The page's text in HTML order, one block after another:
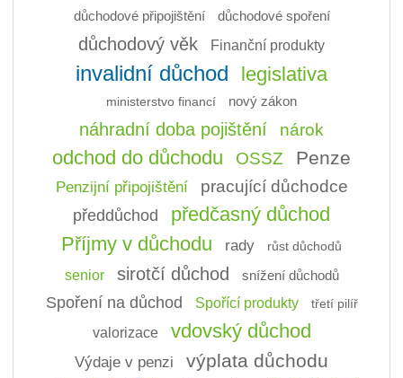
důchodové připojištění důchodové spoření
důchodový věk Finanční produkty
invalidní důchod legislativa
ministerstvo financí nový zákon
náhradní doba pojištění nárok
odchod do důchodu OSSZ Penze
Penzijní připojištění pracující důchodce
předdůchod předčasný důchod
Příjmy v důchodu rady růst důchodů
senior sirotčí důchod snížení důchodů
Spoření na důchod Spořící produkty třetí pilíř
valorizace vdovský důchod
Výdaje v penzi výplata důchodu